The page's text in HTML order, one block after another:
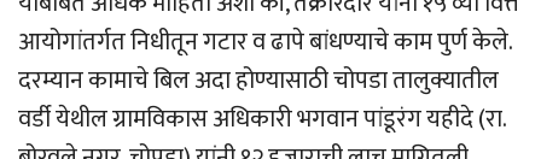
आयोगांतर्गत निधीतून गटार व ढापे बांधण्याचे काम पुर्ण केले.
दरम्यान कामाचे बिल अदा होण्यासाठी चोपडा तालुक्यातील
वर्डी येथील ग्रामविकास अधिकारी भगवान पांडूरंग यहीदे (रा.